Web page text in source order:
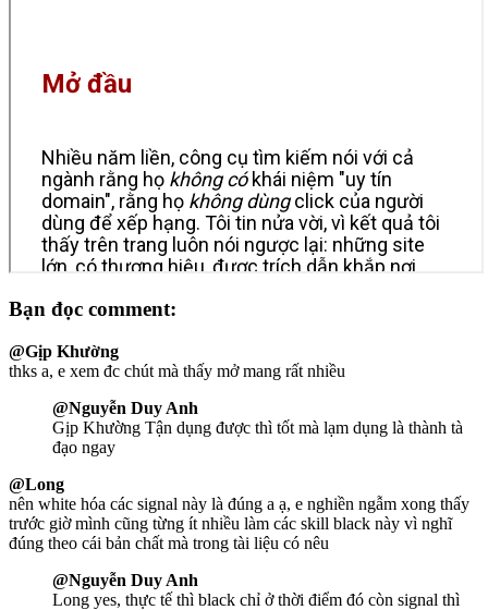
Bạn đọc comment:
@Gịp Khường
thks a, e xem đc chút mà thấy mở mang rất nhiều
@Nguyễn Duy Anh
Gịp Khường Tận dụng được thì tốt mà lạm dụng là thành tà
đạo ngay
@Long
nên white hóa các signal này là đúng a ạ, e nghiền ngẫm xong thấy
trước giờ mình cũng từng ít nhiều làm các skill black này vì nghĩ
đúng theo cái bản chất mà trong tài liệu có nêu
@Nguyễn Duy Anh
Long yes, thực tế thì black chỉ ở thời điểm đó còn signal thì